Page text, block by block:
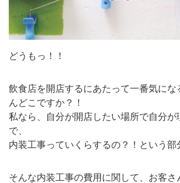
どうもっ！！
飲食店を開店するにあたって一番気にな
んどこですか？！
私なら、自分が開店したい場所で自分が
で、
内装工事っていくらするの？！という部
そんな内装工事の費用に関して、お客さ